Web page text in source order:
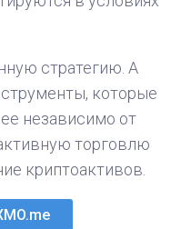
стратегию. А
которые
независимо от
торговлю
криптоактивов.